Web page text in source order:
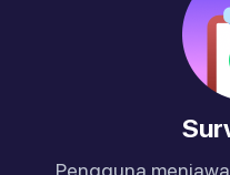
Pengguna